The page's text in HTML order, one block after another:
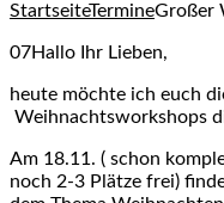
StartseiteTermineGroßer
07Hallo Ihr Lieben,
heute möchte ich euch
Weihnachtsworkshops
Am 18.11. ( schon
noch 2-3 Plätze frei)